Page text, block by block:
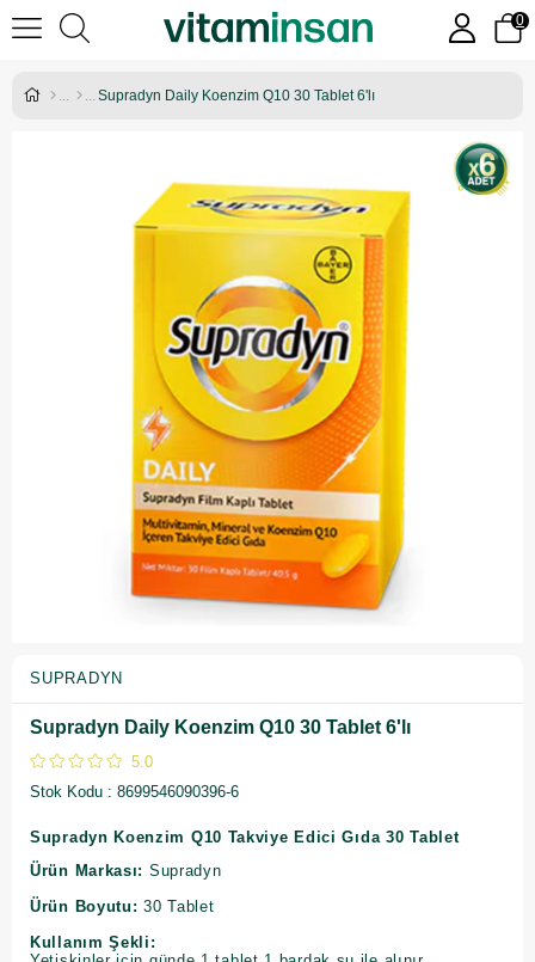
0
Supradyn Daily Koenzim Q10 30 Tablet 6'lı
SUPRADYN
Supradyn Daily Koenzim Q10 30 Tablet 6'lı
5.0
Stok Kodu
8699546090396-6
Supradyn Koenzim Q10 Takviye Edici Gıda 30 Tablet
Ürün Markası: Supradyn
Ürün Boyutu:30 Tablet
Kullanım Şekli: